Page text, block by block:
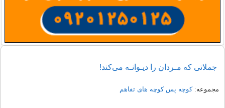
جملاتی که مـردان را دیـوانـه می‌کند!
مجموعه:کوچه پس کوچه های تفاهم